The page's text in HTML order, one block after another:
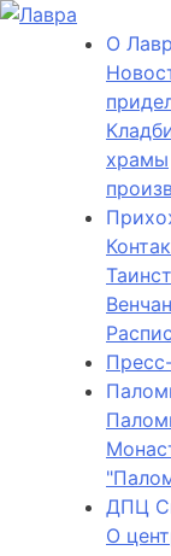
О
храмы
ДПЦ
О